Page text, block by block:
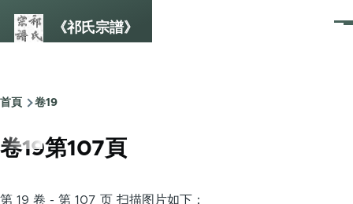
《祁氏宗譜》
選
Breadcrumb
首頁 卷19
卷19第107頁
第 19 卷 - 第 107 页 扫描图片如下：